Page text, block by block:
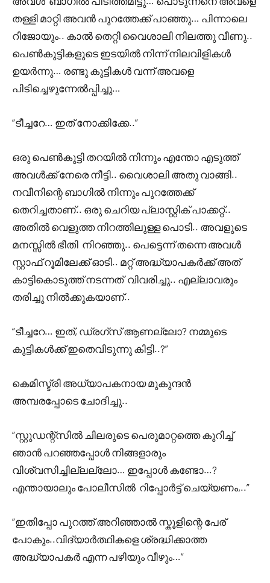
തള്ളി മാറ്റി അവൻ പുറത്തേക്ക് പാഞ്ഞു… പിന്നാലെ
റിജോയും.. കാൽ തെറ്റി വൈശാലി നിലത്തു വീണു..
പെൺകുട്ടികളുടെ ഇടയിൽ നിന്ന് നിലവിളികൾ
ഉയർന്നു… രണ്ടു കുട്ടികൾ വന്ന് അവളെ
പിടിച്ചെഴുന്നേൽപ്പിച്ചു…
“ടീച്ചറേ… ഇത് നോക്കിക്കേ..”
ഒരു പെൺകുട്ടി തറയിൽ നിന്നും എന്തോ എടുത്ത്
അവൾക്ക് നേരെ നീട്ടി.. വൈശാലി അതു വാങ്ങി..
നവീനിന്റെ ബാഗിൽ നിന്നും പുറത്തേക്ക്
തെറിച്ചതാണ്.. ഒരു ചെറിയ പ്ലാസ്റ്റിക് പാക്കറ്റ്..
അതിൽ വെളുത്ത നിറത്തിലുള്ള പൊടി.. അവളുടെ
മനസ്സിൽ ഭീതി നിറഞ്ഞു.. പെട്ടെന്ന് തന്നെ അവൾ
സ്റ്റാഫ്‌ റൂമിലേക്ക് ഓടി.. മറ്റ് അദ്ധ്യാപകർക്ക് അത്
കാട്ടികൊടുത്ത് നടന്നത് വിവരിച്ചു.. എല്ലാവരും
തരിച്ചു നിൽക്കുകയാണ്..
“ടീച്ചറേ… ഇത്, ഡ്രഗ്സ് ആണല്ലോ? നമ്മുടെ
കുട്ടികൾക്ക് ഇതെവിടുന്നു കിട്ടി..?”
കെമിസ്ട്രി അധ്യാപകനായ മുകുന്ദൻ
അമ്പരപ്പോടെ ചോദിച്ചു..
“സ്റ്റുഡന്റ്സിൽ ചിലരുടെ പെരുമാറ്റത്തെ കുറിച്ച്
ഞാൻ പറഞ്ഞപ്പോൾ നിങ്ങളാരും
വിശ്വസിച്ചില്ലല്ലോ… ഇപ്പോൾ കണ്ടോ…?
എന്തായാലും പോലീസിൽ റിപ്പോർട്ട്‌ ചെയ്യണം,..”
“ഇതിപ്പോ പുറത്ത് അറിഞ്ഞാൽ സ്കൂളിന്റെ പേര്
പോകും..വിദ്യാർത്ഥികളെ ശ്രദ്ധിക്കാത്ത
അദ്ധ്യാപകർ എന്ന പഴിയും വീഴും…”